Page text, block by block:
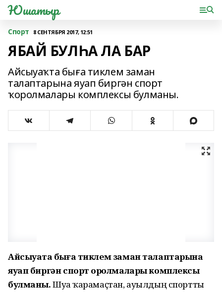
Юшатыр
Спорт 8 СЕНТЯБРЯ 2017, 12:51
ЯБАЙ БУЛҺА ЛА БАР
Айсыуаҡта быға тиклем заман
талаптарына яуап биргән спорт
ҡоролмалары комплексы булманы.
Айсыуаҡта быға тиклем заман талаптарына
яуап биргән спорт ҡоролмалары комплексы
булманы.Шуға ҡарамаҫтан, ауылдың спортты